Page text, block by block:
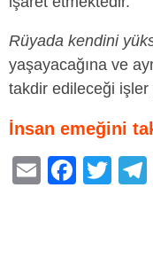
Rüyada kendini
yaşayacağına ve
takdir edileceği işler
İnsan emeğini
E
F
T